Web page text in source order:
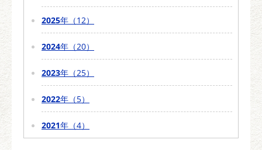
2025年（12）
2024年（20）
2023年（25）
2022年（5）
2021年（4）